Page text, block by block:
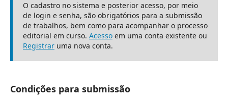
O cadastro no sistema e posterior acesso, por meio
de login e senha, são obrigatórios para a submissão
de trabalhos, bem como para acompanhar o processo
editorial em curso. Acesso em uma conta existente ou
Registrar uma nova conta.
Condições para submissão